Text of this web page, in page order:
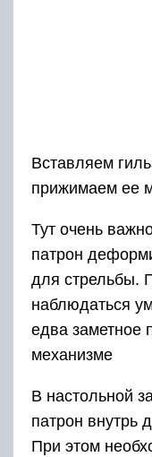
Вставляем
прижимаем ее
Тут очень
патрон
для стрельбы.
наблюдаться
едва заметное
механизме
В настольной
патрон внутрь
При этом